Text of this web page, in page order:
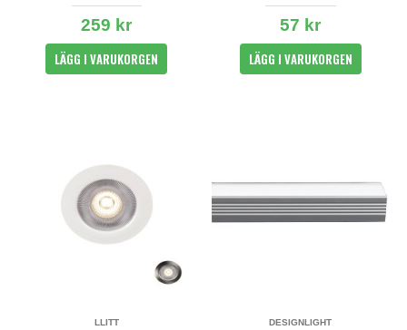
259 kr
LÄGG I VARUKORGEN
57 kr
LÄGG I VARUKORGEN
LLITT DESIGNLIGHT